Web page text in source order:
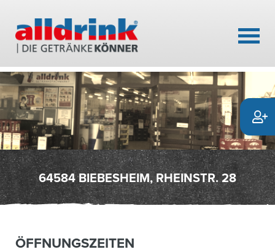
64584 BIEBESHEIM, RHEINSTR. 28
ÖFFNUNGSZEITEN